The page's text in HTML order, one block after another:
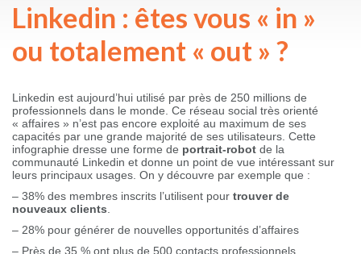
Linkedin : êtes vous « in »
ou totalement « out » ?
Linkedin est aujourd’hui utilisé par près de 250 millions de
professionnels dans le monde. Ce réseau social très orienté
« affaires » n’est pas encore exploité au maximum de ses
capacités par une grande majorité de ses utilisateurs. Cette
infographie dresse une forme de portrait-robot de la
communauté Linkedin et donne un point de vue intéressant sur
leurs principaux usages. On y découvre par exemple que :
– 38% des membres inscrits l’utilisent pour trouver de
nouveaux clients
– 28% pour générer de nouvelles opportunités d’affaires
– Près de 35 % ont plus de 500 contacts professionnels